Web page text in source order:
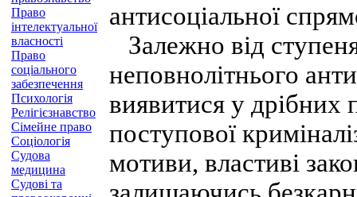
Право
інтелектуальної
власності
Право
соціального
забезпечення
Психологія
Релігієзнавство
Сімейне право
Соціологія
Судова
медицина
Судові та
антисоціальної
Залежно від
неповнолітнього
виявитися у
поступової
мотиви, властиві